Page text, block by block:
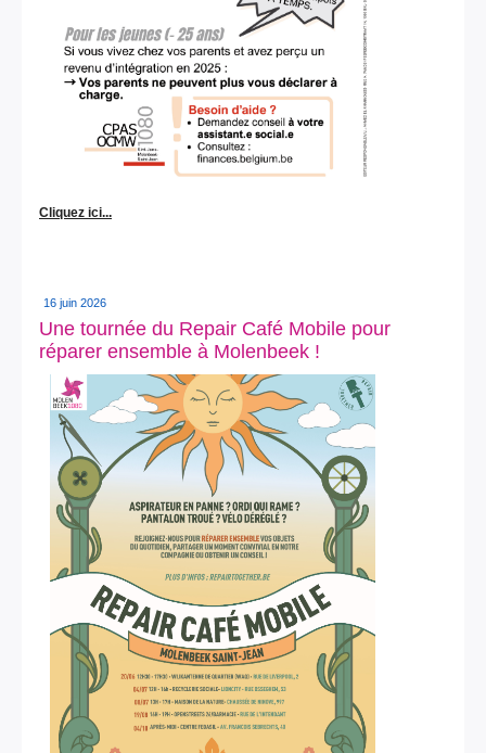
Cliquez ici...
16 juin 2026
Une tournée du Repair Café Mobile pour
réparer ensemble à Molenbeek !